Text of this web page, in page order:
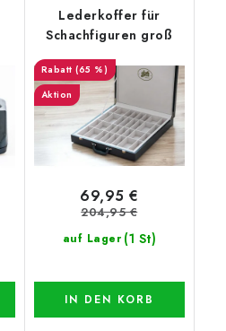
Lederkoffer für
Schachfiguren groß
(65 %)
Aktion
auf Lager (1 St)
69,95 €
204,95 €
IN DEN KORB